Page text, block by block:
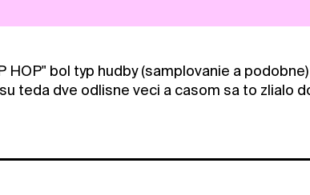
HOP" bol typ hudby (samplovanie a
teda dve odlisne veci a casom sa to zlialo